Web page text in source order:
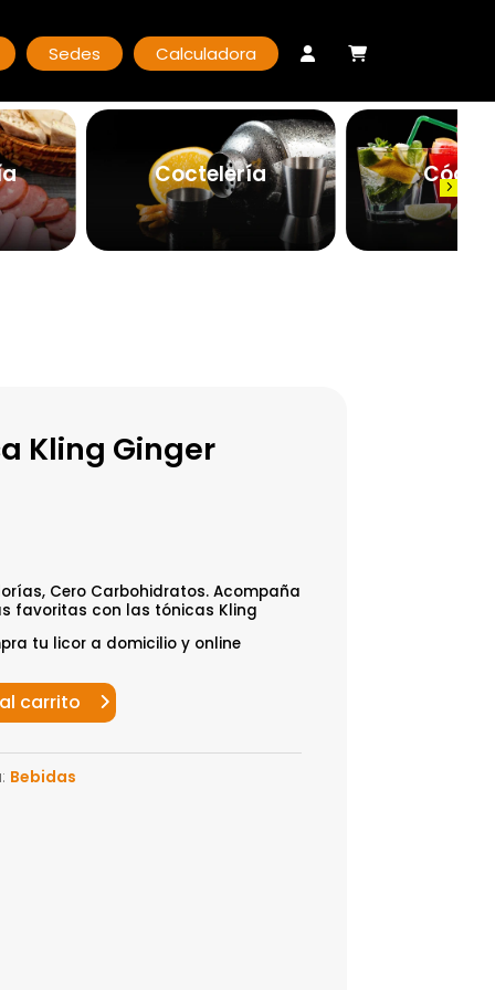
Sedes Calculadora
Coctelería
Kling Ginger
Cero Carbohidratos. Acompaña
favoritas con las tónicas Kling
tu licor a domicilio y online
carrito
Bebidas